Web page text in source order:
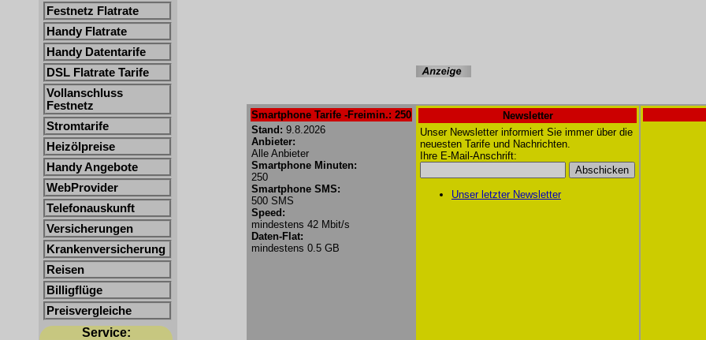
Festnetz Flatrate
Handy Flatrate
Handy Datentarife
DSL Flatrate Tarife
Vollanschluss
Festnetz
Stromtarife
Heizölpreise
Handy Angebote
WebProvider
Telefonauskunft
Versicherungen
Krankenversicherung
Reisen
Billigflüge
Preisvergleiche
Service:
Smartphone Tarife -Freimin.: 250
Stand: 9.8.2026
Anbieter:
Alle Anbieter
Smartphone Minuten:
250
Smartphone SMS:
500 SMS
Speed:
mindestens 42 Mbit/s
Daten-Flat:
mindestens 0.5 GB
Newsletter
Unser Newsletter informiert Sie immer über die
neuesten Tarife und Nachrichten.
Ihre E-Mail-Anschrift:
Unser letzter Newsletter